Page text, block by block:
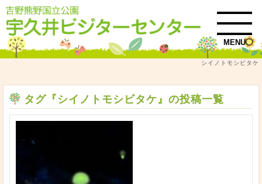
MENU
シイノトモシビタケ
タグ『シイノトモシビタケ』の投稿一覧